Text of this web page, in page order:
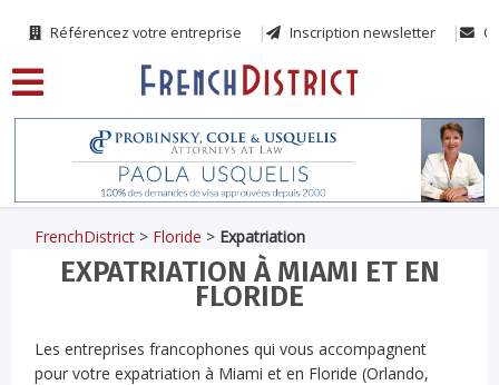
Référencez votre entreprise Inscription newsletter
FrenchDistrict > Floride > Expatriation
EXPATRIATION À MIAMI ET EN
FLORIDE
Les entreprises francophones qui vous accompagnent
pour votre expatriation à Miami et en Floride (Orlando,